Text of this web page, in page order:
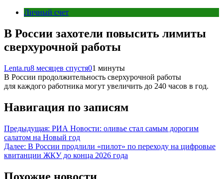
Личный счет
В России захотели повысить лимиты
сверхурочной работы
Lenta.ru8 месяцев спустя01 минуты
В России продолжительность сверхурочной работы
для каждого работника могут увеличить до 240 часов в год.
Навигация по записям
Предыдущая: РИА Новости: оливье стал самым дорогим
салатом на Новый год
Далее: В России продлили «пилот» по переходу на цифровые
квитанции ЖКУ до конца 2026 года
Похожие новости